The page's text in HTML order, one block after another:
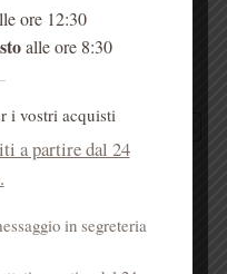
farmacia s’Anna
Genova
erboristeria Genova
Genova
Monica di Loreto
ore 12:30
alle ore 8:30
i vostri acquisti
a partire dal 24
in segreteria